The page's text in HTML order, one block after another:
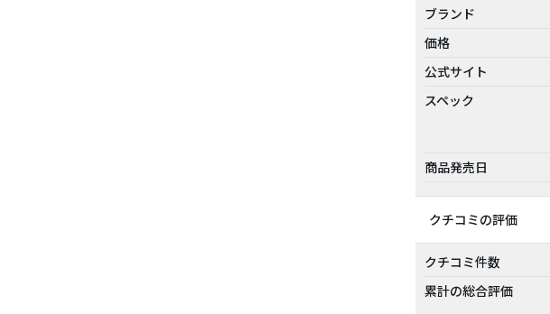
ブランド
価格
公式サイト
スペック
商品発売日
クチコミの評価
クチコミ件数
累計の総合評価